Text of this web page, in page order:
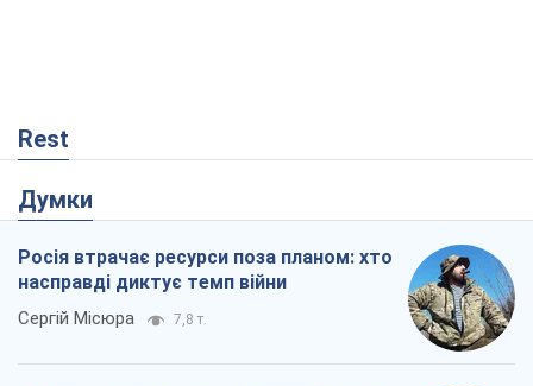
Rest
Думки
Росія втрачає ресурси поза планом: хто
насправді диктує темп війни
Сергій Місюра 7,8 т.